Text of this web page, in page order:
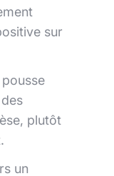
sur
plutôt
un